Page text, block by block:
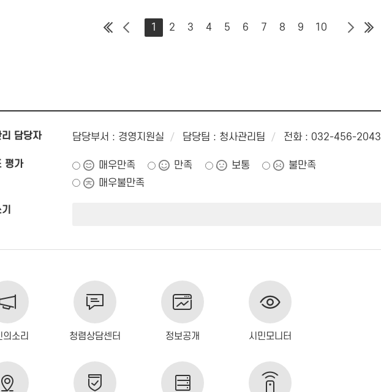
1 2 3 4 5 6 7 8 9 10
리 담당자 담당부서 : 경영지원실 담당팀 : 청사관리팀 전화 : 032-456-2043
평가 매우만족 만족 보통
불만족
매우불만족
의소리 청렴상담센터 정보공개 시민모니터